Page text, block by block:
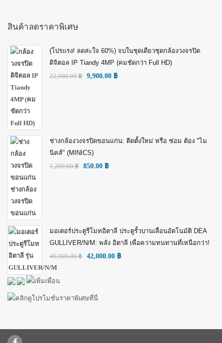
สินค้าลดราคาพิเศษ
(โปรแรง! ลดสะใจ 60%) จบในชุดเดียวชุดกล้องวงจรปิด
ดิจิตอล IP Tiandy 4MP (คมชัดกว่า Full HD)
22,000.00฿ 9,900.00 ฿
ช่างกล้องวงจรปิดขอนแก่น: ติดตั้งใหม่ หรือ ซ่อม ต้อง "ไม
นิคส์" (MINICS)
1,200.00฿ 850.00 ฿
มอเตอร์ประตูรีโมทอิตาลี ประตูรั้วบานเลื่อนอัตโนมัติ DEA
GULLIVER/N/M: พลัง อิตาลี เพื่อความทนทานที่เหนือกว่า!
49,900.00฿ 42,000.00 ฿